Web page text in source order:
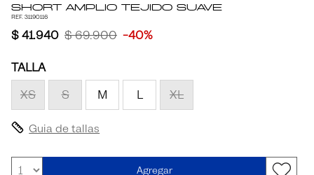
Short Amplio Tejido Suave
REF. 31190116
$ 41.940 $ 69.900 -40%
TALLA
XS
S M L XL
Guia de tallas
Agregar